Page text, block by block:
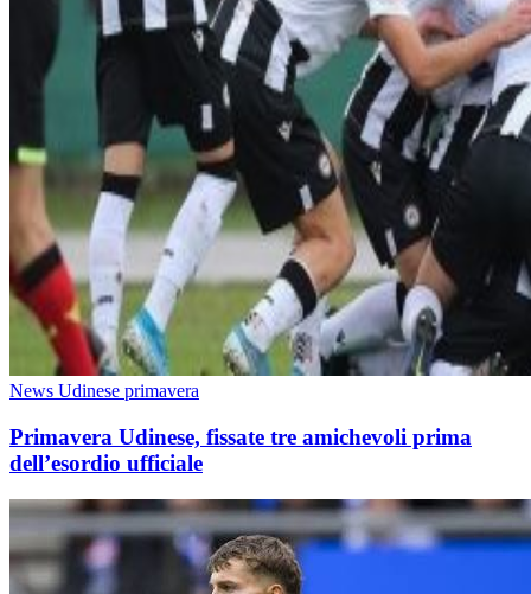
News Udinese primavera
Primavera Udinese, fissate tre amichevoli prima
dell’esordio ufficiale